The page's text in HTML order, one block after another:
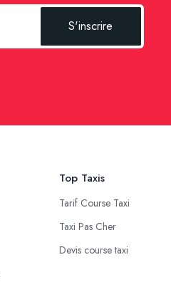
S'inscrire
Top Taxis
Tarif Course Taxi
Taxi Pas Cher
Devis course taxi